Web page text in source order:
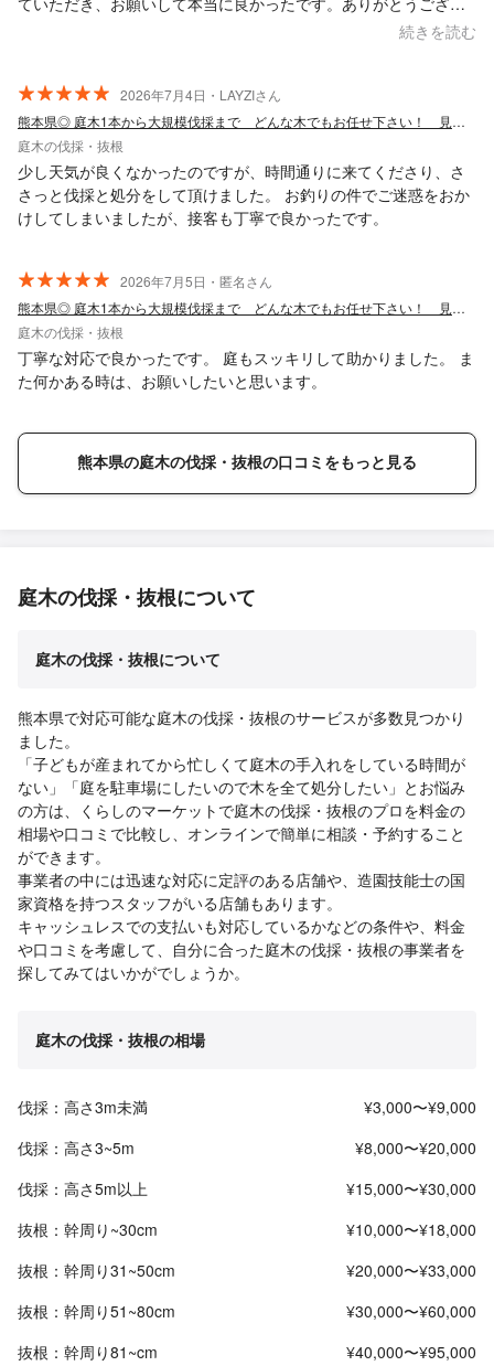
続きを読む
2026年7月4日・LAYZIさん
熊本県◎ 庭木1本から大規模伐採まで どんな木でもお任せ下さい！ 見積もり無料
庭木の伐採・抜根
少し天気が良くなかったのですが、時間通りに来てくださり、さ
さっと伐採と処分をして頂けました。 お釣りの件でご迷惑をおか
けしてしまいましたが、接客も丁寧で良かったです。
2026年7月5日・匿名さん
熊本県◎ 庭木1本から大規模伐採まで どんな木でもお任せ下さい！ 見積もり無料
庭木の伐採・抜根
丁寧な対応で良かったです。 庭もスッキリして助かりました。 ま
た何かある時は、お願いしたいと思います。
熊本県の庭木の伐採・抜根の口コミをもっと見る
庭木の伐採・抜根について
庭木の伐採・抜根について
熊本県で対応可能な庭木の伐採・抜根のサービスが多数見つかり
ました。
「子どもが産まれてから忙しくて庭木の手入れをしている時間が
ない」「庭を駐車場にしたいので木を全て処分したい」とお悩み
の方は、くらしのマーケットで庭木の伐採・抜根のプロを料金の
相場や口コミで比較し、オンラインで簡単に相談・予約すること
ができます。
事業者の中には迅速な対応に定評のある店舗や、造園技能士の国
家資格を持つスタッフがいる店舗もあります。
キャッシュレスでの支払いも対応しているかなどの条件や、料金
や口コミを考慮して、自分に合った庭木の伐採・抜根の事業者を
探してみてはいかがでしょうか。
庭木の伐採・抜根の相場
伐採：高さ3m未満
¥3,000〜¥9,000
伐採：高さ3~5m
¥8,000〜¥20,000
伐採：高さ5m以上
¥15,000〜¥30,000
抜根：幹周り~30cm
¥10,000〜¥18,000
抜根：幹周り31~50cm
¥20,000〜¥33,000
抜根：幹周り51~80cm
¥30,000〜¥60,000
抜根：幹周り81~cm
¥40,000〜¥95,000